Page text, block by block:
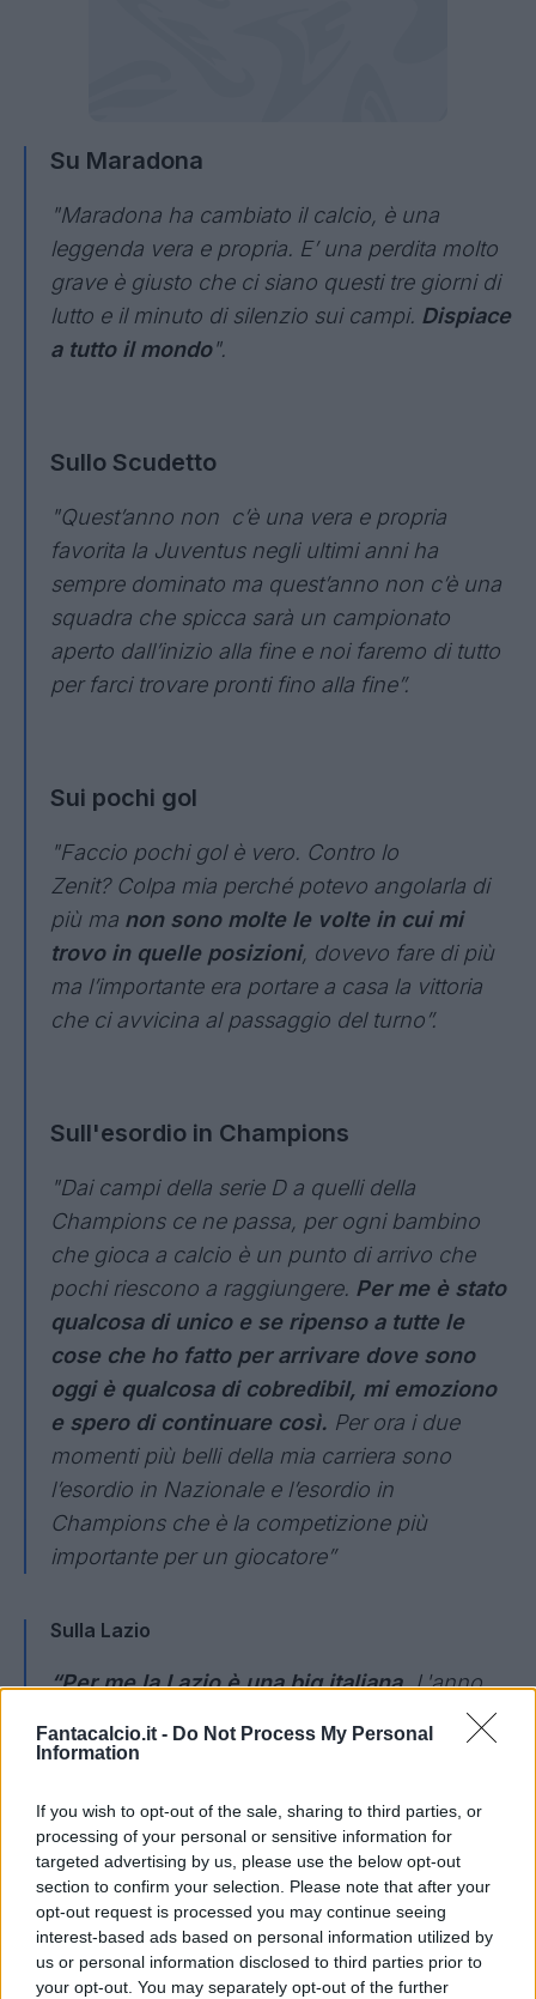
Fantacalcio.it - Do Not Process My Personal
Information
If you wish to opt-out of the sale, sharing to third parties, or
processing of your personal or sensitive information for
targeted advertising by us, please use the below opt-out
section to confirm your selection. Please note that after your
opt-out request is processed you may continue seeing
interest-based ads based on personal information utilized by
us or personal information disclosed to third parties prior to
your opt-out. You may separately opt-out of the further
Su Maradona
"Maradona ha cambiato il calcio, è una
leggenda vera e propria. E’ una perdita molto
grave è giusto che ci siano questi tre giorni di
lutto e il minuto di silenzio sui campi. Dispiace
a tutto il mondo".
Sullo Scudetto
"Quest’anno non c’è una vera e propria
favorita la Juventus negli ultimi anni ha
sempre dominato ma quest’anno non c’è una
squadra che spicca sarà un campionato
aperto dall’inizio alla fine e noi faremo di tutto
per farci trovare pronti fino alla fine”.
Sui pochi gol
"Faccio pochi gol è vero. Contro lo
Zenit? Colpa mia perché potevo angolarla di
più ma non sono molte le volte in cui mi
trovo in quelle posizioni, dovevo fare di più
ma l’importante era portare a casa la vittoria
che ci avvicina al passaggio del turno”.
Sull'esordio in Champions
"Dai campi della serie D a quelli della
Champions ce ne passa, per ogni bambino
che gioca a calcio è un punto di arrivo che
pochi riescono a raggiungere. Per me è stato
qualcosa di unico e se ripenso a tutte le
cose che ho fatto per arrivare dove sono
oggi è qualcosa di cobredibil, mi emoziono
e spero di continuare così. Per ora i due
momenti più belli della mia carriera sono
l’esordio in Nazionale e l’esordio in
Champions che è la competizione più
importante per un giocatore”
Sulla Lazio
“Per me la Lazio è una big italiana.L'anno
essere arrivato qui è stato importante. Ora ci
qualcosa di incredibile. Arrivare alla Lazio ti
fa cambiare mentalità.Capisci subito che
passare da una società che aveva il compito
di salvarsi a una società in cui gli obiettivi
sono altri. Devi vincere ogni partita sia che
giochi con la Juve che con il Crotone, la